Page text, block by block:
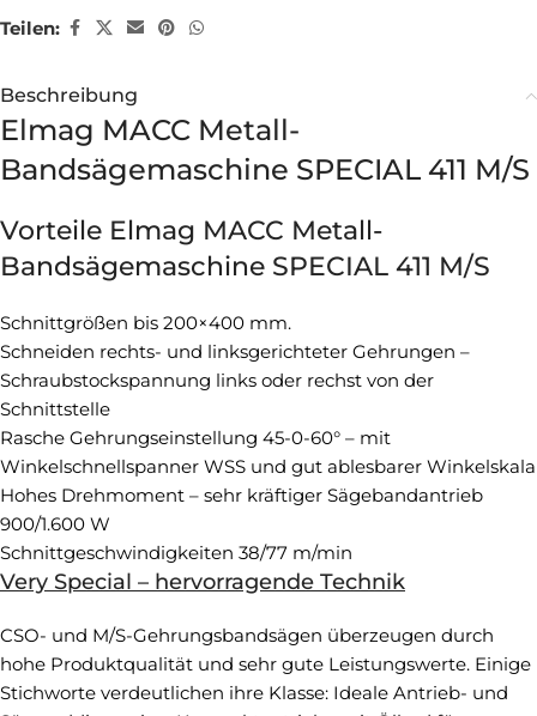
Teilen:
Beschreibung
Elmag MACC Metall-
Bandsägemaschine SPECIAL 411 M/S
Vorteile Elmag MACC Metall-
Bandsägemaschine SPECIAL 411 M/S
Schnittgrößen bis 200×400 mm.
Schneiden rechts- und linksgerichteter Gehrungen –
Schraubstockspannung links oder rechst von der
Schnittstelle
Rasche Gehrungseinstellung 45-0-60° – mit
Winkelschnellspanner WSS und gut ablesbarer Winkelskala
Hohes Drehmoment – sehr kräftiger Sägebandantrieb
900/1.600 W
Schnittgeschwindigkeiten 38/77 m/min
Very Special – hervorragende Technik
CSO- und M/S-Gehrungsbandsägen überzeugen durch
hohe Produktqualität und sehr gute Leistungswerte. Einige
Stichworte verdeutlichen ihre Klasse: Ideale Antrieb- und